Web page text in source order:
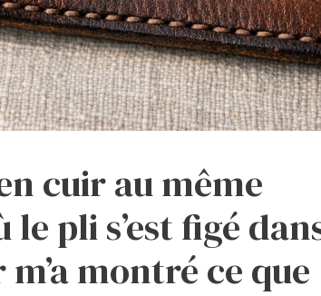
cuir au même
pli s’est figé
montré ce que